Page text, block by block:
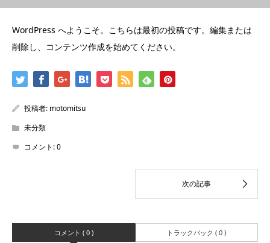
WordPress へようこそ。こちらは最初の投稿です。編集または
削除し、コンテンツ作成を始めてください。
投稿者: motomitsu
未分類
コメント:0
コメント ( 0 ) トラックバック ( 0 )